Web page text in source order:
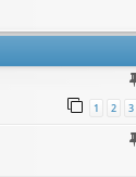
1 2 3